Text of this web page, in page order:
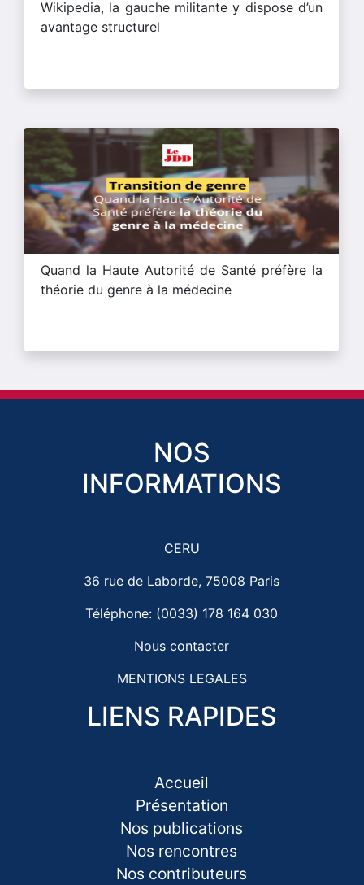
Wikipedia, la gauche militante y dispose d’un
avantage structurel
Quand la Haute Autorité de Santé préfère la
théorie du genre à la médecine
NOS
INFORMATIONS
CERU
36 rue de Laborde, 75008 Paris
Téléphone: (0033) 178 164 030
Nous contacter
MENTIONS LEGALES
LIENS RAPIDES
Accueil
Présentation
Nos publications
Nos rencontres
Nos contributeurs